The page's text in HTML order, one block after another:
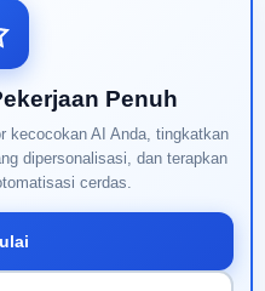
Penuh
kecocokan AI Anda, tingkatkan
dipersonalisasi, dan terapkan
cerdas.